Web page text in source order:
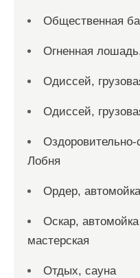
Общественная
Огненная
Одиссей,
Одиссей,
Оздоровительно-
Лобня
Ордер, автомойка
Оскар,
мастерская
Отдых, сауна